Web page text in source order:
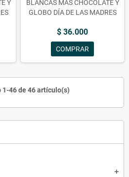
add
Y
BLANCAS MÁS CHOCOLATE Y
GLOBO DÍA DE LAS MADRES
$ 36.000
COMPRAR
1-46 de 46 artículo(s)